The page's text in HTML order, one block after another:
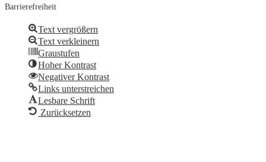
Barrierefreiheit
Text vergrößern
Text verkleinern
Graustufen
Hoher Kontrast
Negativer Kontrast
Links unterstreichen
Lesbare Schrift
Zurücksetzen